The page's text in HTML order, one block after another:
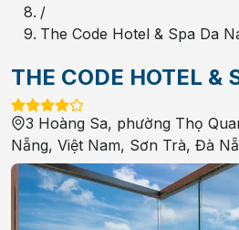
/
The Code Hotel & Spa Da
THE CODE HOTEL &
3 Hoàng Sa, phường Thọ
Nẵng, Việt Nam, Sơn Trà, Đà